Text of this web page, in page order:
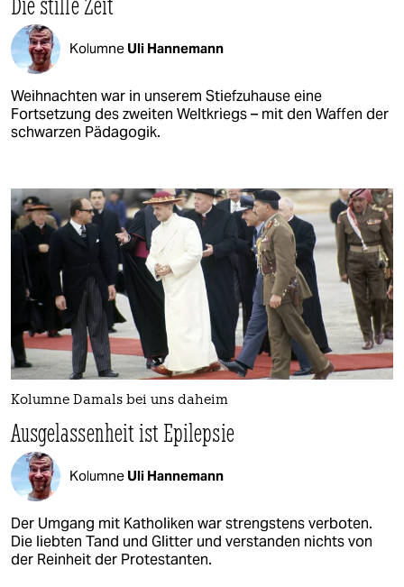
Kolumne Uli Hannemann
Weihnachten war in unserem Stiefzuhause eine
Fortsetzung des zweiten Weltkriegs – mit den Waffen der
schwarzen Pädagogik.
Kolumne Damals bei uns daheim
Ausgelassenheit ist Epilepsie
Kolumne Uli Hannemann
Der Umgang mit Katholiken war strengstens verboten.
Die liebten Tand und Glitter und verstanden nichts von
der Reinheit der Protestanten.